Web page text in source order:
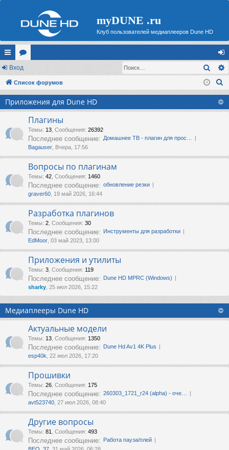
myDUNE .ru
Клуб пользователей медиаплееров Dune HD
с
ы
лк
и
ор
ум
хо
д
Вход
Список форумов
Приложения для Dune HD
Плагины
Темы: 13 Сообщения: 26392
Последнее сообщение: Домашнее ТВ - плагин для прос…
Bagauser , Вчера, 17:56
Вопросы по плагинам
Темы: 42 Сообщения: 1460
Последнее сообщение: обновление резки
graver60 , 19 май 2026, 16:44
Разработка плагинов
Темы: 2 Сообщения: 30
Последнее сообщение: Инструменты для разработки
EdMoor , 03 май 2023, 13:00
Приложения и утилиты
Темы: 3 Сообщения: 119
Последнее сообщение: Dune HD MPRC (Windows)
sharky , 25 июл 2026, 15:22
Медиаплееры Dune HD
Актуальные модели
Темы: 13 Сообщения: 1350
Последнее сообщение: Dune Hd Av1 4K Plus
esp40k , 22 июл 2026, 17:20
Прошивки
Темы: 26 Сообщения: 175
Последнее сообщение: 260303_1721_r24 (alpha) - оче…
avt523740 , 27 июл 2026, 08:40
Другие вопросы
Темы: 81 Сообщения: 493
Последнее сообщение: Работа пауза/плей
ВЕО_37 , 31 май 2026, 06:28